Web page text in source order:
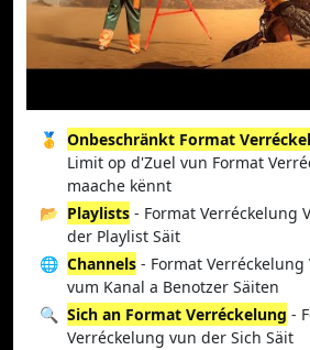
🥇 Onbeschränkt Format
Limit op d'Zuel vun Format
maache kënnt
📂 Playlists - Format Verréckelung
der Playlist Säit
🌐 Channels - Format Verréckelung
vum Kanal a Benotzer Säiten
🔍 Sich an Format Verréckelung -
Verréckelung vun der Sich Säit